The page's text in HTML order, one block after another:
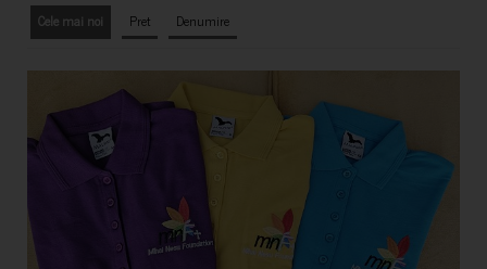
Cele mai noi Pret Denumire